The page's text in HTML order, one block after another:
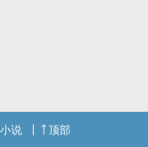
说 顶部